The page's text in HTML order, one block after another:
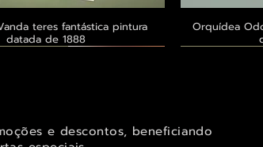
rápida
teres fantástica pintura
datada de 1888
Orquídea
e descontos, beneficiando